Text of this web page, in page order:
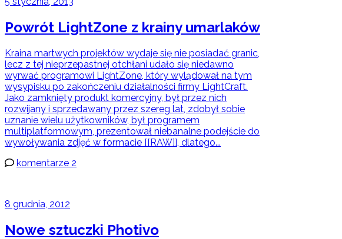
Powrót LightZone z krainy umarlaków
Kraina martwych projektów wydaje się nie posiadać granic,
lecz z tej nieprzepastnej otchłani udało się niedawno
wyrwać programowi LightZone, który wylądował na tym
wysypisku po zakończeniu działalności firmy LightCraft.
Jako zamknięty produkt komercyjny, był przez nich
rozwijany i sprzedawany przez szereg lat, zdobył sobie
uznanie wielu użytkowników, był programem
multiplatformowym, prezentował niebanalne podejście do
wywoływania zdjęć w formacie [[RAW]], dlatego...
komentarze 2
8 grudnia, 2012
Nowe sztuczki Photivo